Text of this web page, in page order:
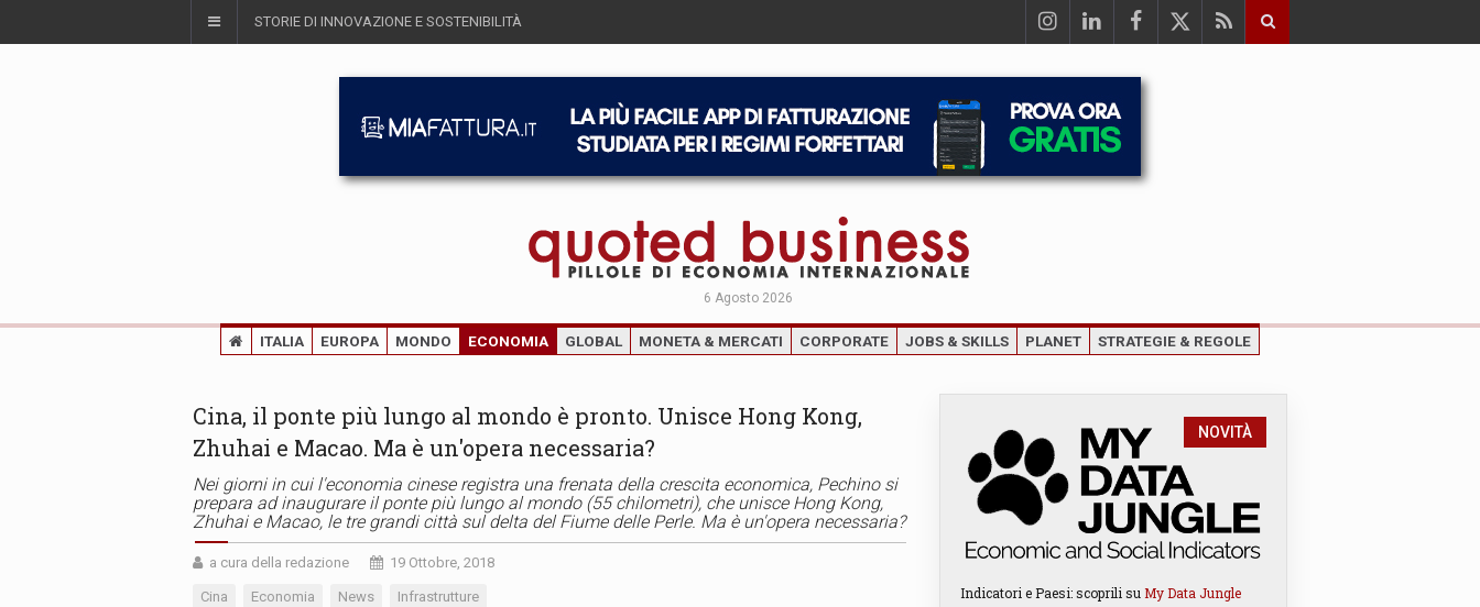
STORIE DI INNOVAZIONE E SOSTENIBILITÀ
6 Agosto 2026
ITALIA EUROPA MONDO ECONOMIA GLOBAL MONETA & MERCATI CORPORATE JOBS & SKILLS PLANET STRATEGIE & REGOLE
Cina, il ponte più lungo al mondo è pronto. Unisce Hong Kong,
Zhuhai e Macao. Ma è un'opera necessaria?
Nei giorni in cui l'economia cinese registra una frenata della crescita economica, Pechino si
prepara ad inaugurare il ponte più lungo al mondo (55 chilometri), che unisce Hong Kong,
Zhuhai e Macao, le tre grandi città sul delta del Fiume delle Perle. Ma è un'opera necessaria?
a cura della redazione 19 Ottobre, 2018
Cina Economia News Infrastrutture
NOVITÀ
Indicatori e Paesi: scoprili su My Data Jungle